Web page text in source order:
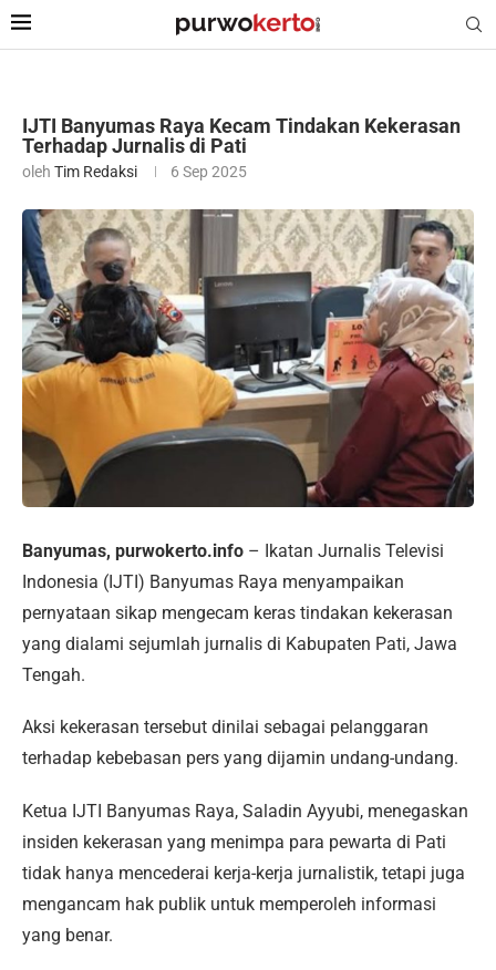
IJTI Banyumas Raya Kecam Tindakan Kekerasan
Terhadap Jurnalis di Pati
oleh Tim Redaksi 6 Sep 2025
Banyumas, purwokerto.info – Ikatan Jurnalis Televisi
Indonesia (IJTI) Banyumas Raya menyampaikan
pernyataan sikap mengecam keras tindakan kekerasan
yang dialami sejumlah jurnalis di Kabupaten Pati, Jawa
Tengah.
Aksi kekerasan tersebut dinilai sebagai pelanggaran
terhadap kebebasan pers yang dijamin undang-undang.
Ketua IJTI Banyumas Raya, Saladin Ayyubi, menegaskan
insiden kekerasan yang menimpa para pewarta di Pati
tidak hanya mencederai kerja-kerja jurnalistik, tetapi juga
mengancam hak publik untuk memperoleh informasi
yang benar.